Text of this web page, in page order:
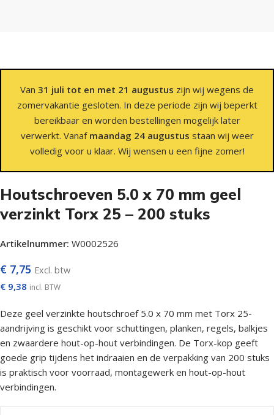
Van 31 juli tot en met 21 augustus zijn wij wegens de
zomervakantie gesloten. In deze periode zijn wij beperkt
bereikbaar en worden bestellingen mogelijk later
verwerkt. Vanaf maandag 24 augustus staan wij weer
volledig voor u klaar. Wij wensen u een fijne zomer!
Houtschroeven 5.0 x 70 mm geel
verzinkt Torx 25 – 200 stuks
Artikelnummer: W0002526
€ 7,75 Excl. btw
€ 9,38 incl. BTW
Deze geel verzinkte houtschroef 5.0 x 70 mm met Torx 25-
aandrijving is geschikt voor schuttingen, planken, regels, balkjes
en zwaardere hout-op-hout verbindingen. De Torx-kop geeft
goede grip tijdens het indraaien en de verpakking van 200 stuks
is praktisch voor voorraad, montagewerk en hout-op-hout
verbindingen.